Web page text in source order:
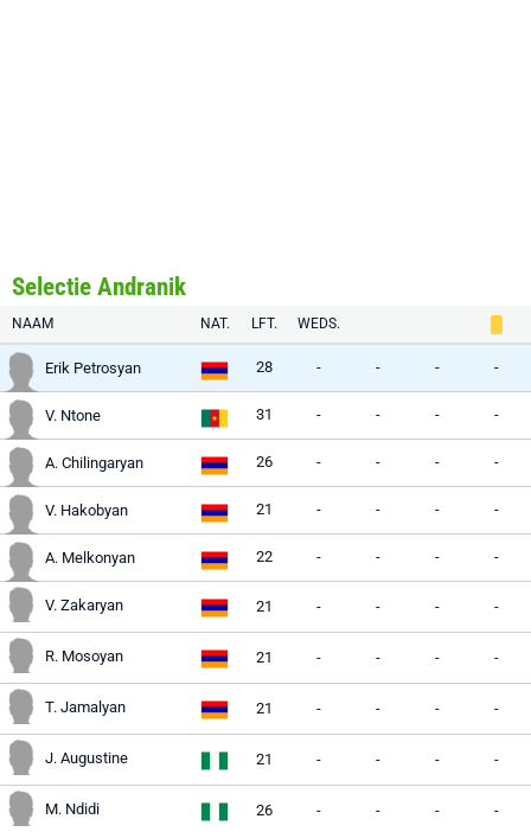
Selectie Andranik
NAAM NAT. LFT. WEDS.
Erik Petrosyan 28 - - - -
V. Ntone 31 - - - -
A. Chilingaryan 26 - - - -
V. Hakobyan 21 - - - -
A. Melkonyan 22 - - - -
V. Zakaryan 21 - - - -
R. Mosoyan 21 - - - -
T. Jamalyan 21 - - - -
J. Augustine 21 - - - -
M. Ndidi 26 - - - -